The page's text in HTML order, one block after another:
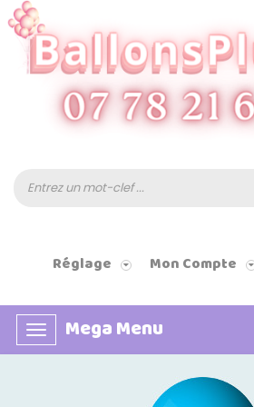
Réglage Mon Compte
Basculer
la
Mega Menu